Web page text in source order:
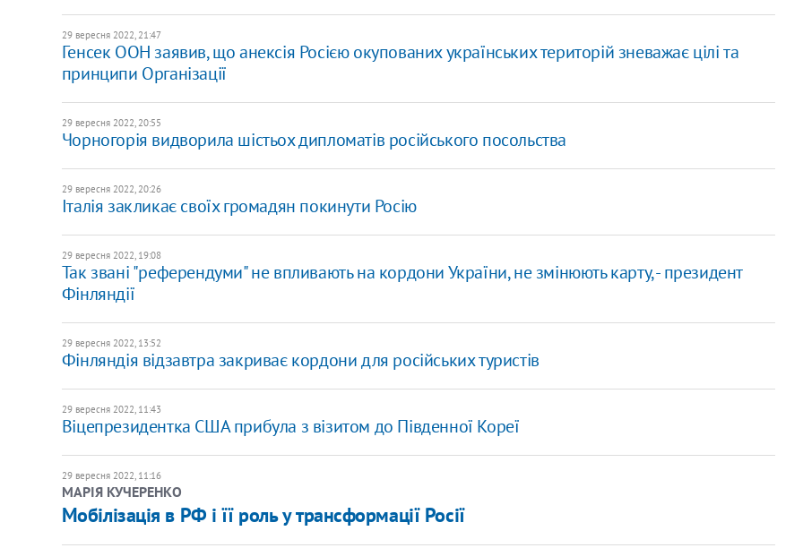
29 вересня 2022, 21:47
Генсек ООН заявив, що анексія Росією окупованих українських територій зневажає цілі та
принципи Організації
29 вересня 2022, 20:55
Чорногорія видворила шістьох дипломатів російського посольства
29 вересня 2022, 20:26
Італія закликає своїх громадян покинути Росію
29 вересня 2022, 19:08
Так звані "референдуми" не впливають на кордони України, не змінюють карту, - президент
Фінляндії
29 вересня 2022, 13:52
Фінляндія відзавтра закриває кордони для російських туристів
29 вересня 2022, 11:43
Віцепрезидентка США прибула з візитом до Південної Кореї
29 вересня 2022, 11:16
МАРІЯ КУЧЕРЕНКО
Мобілізація в РФ і її роль у трансформації Росії